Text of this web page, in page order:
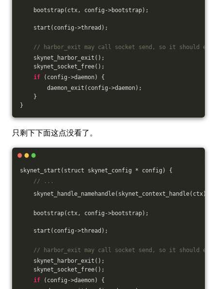
bootstrap(ctx, config->bootstrap);
start(config->thread);
// harbor_exit may call socket send, so it should
skynet_harbor_exit();
skynet_socket_free();
if (config->daemon) {
daemon_exit(config->daemon);
}
}
只剩下下面这点没看了。
skynet_start(struct skynet_config * config) {
// ...
skynet_handle_namehandle(skynet_context_handle(ctx),
bootstrap(ctx, config->bootstrap);
start(config->thread);
// harbor_exit may call socket send, so it should
skynet_harbor_exit();
skynet_socket_free();
if (config->daemon) {